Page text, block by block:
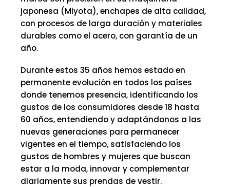
japonesa (Miyota), enchapes de alta calidad,
con procesos de larga duración y materiales
durables como el acero, con garantía de un
año.
Durante estos 35 años hemos estado en
permanente evolución en todos los países
donde tenemos presencia, identificando los
gustos de los consumidores desde 18 hasta
60 años, entendiendo y adaptándonos a las
nuevas generaciones para permanecer
vigentes en el tiempo, satisfaciendo los
gustos de hombres y mujeres que buscan
estar a la moda, innovar y complementar
diariamente sus prendas de vestir.